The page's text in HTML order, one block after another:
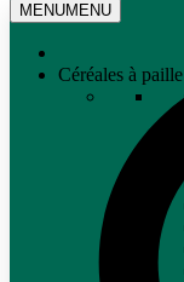
MENUMENU
Céréales à paille